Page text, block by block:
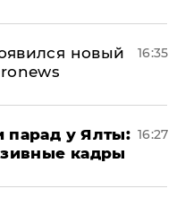
новый
16:35
парад у Ялты:
кадры
16:27